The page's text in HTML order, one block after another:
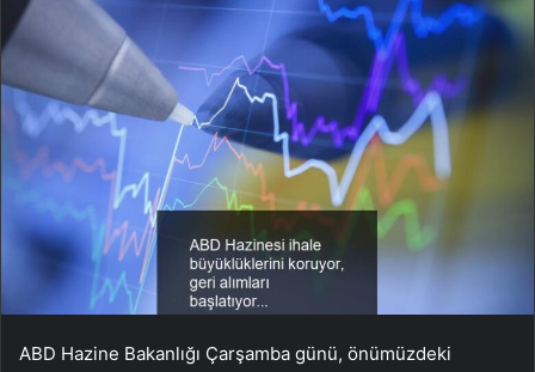
ABD Hazine Bakanlığı Çarşamba günü, önümüzdeki